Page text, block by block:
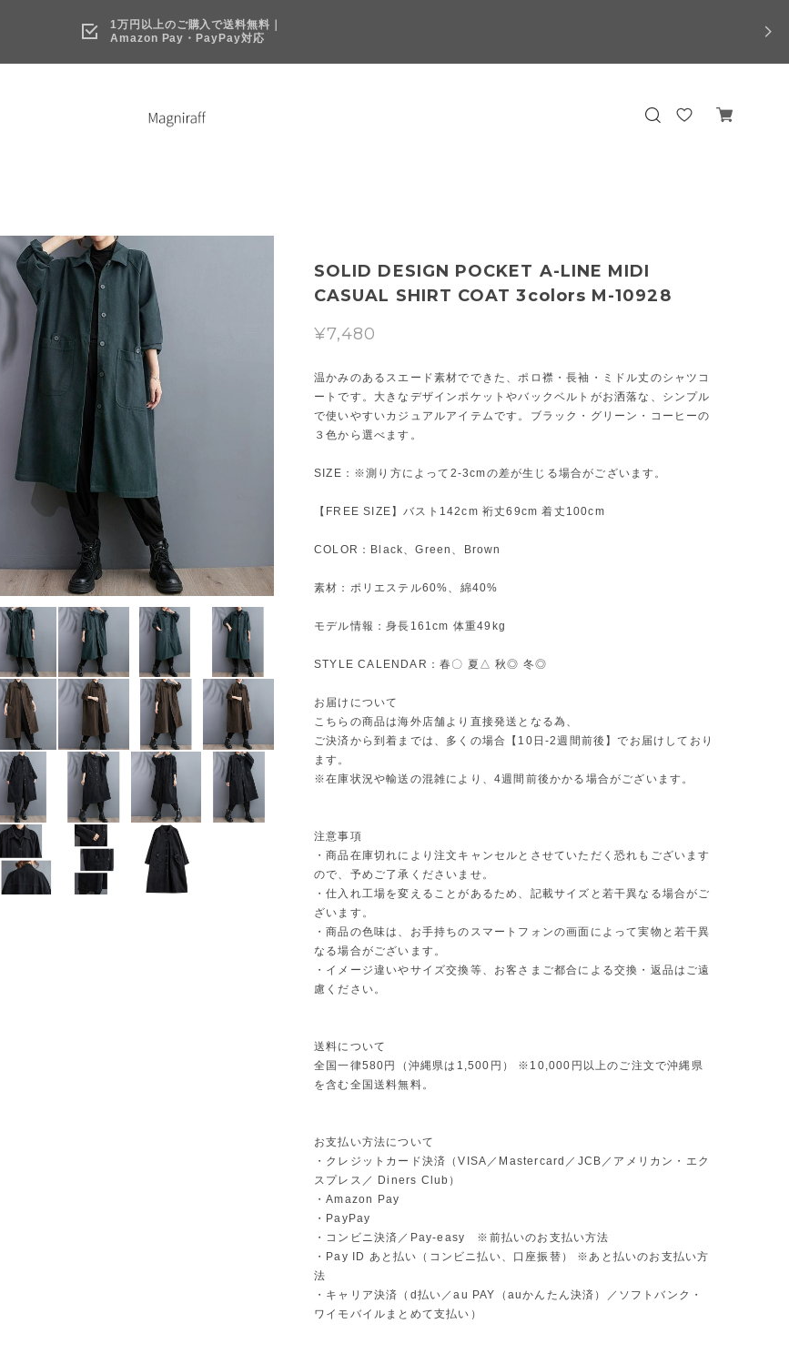
1万円以上のご購入で送料無料｜
Amazon Pay・PayPay対応
SOLID DESIGN POCKET A-LINE MIDI
CASUAL SHIRT COAT 3colors M-10928
¥7,480
温かみのあるスエード素材でできた、ポロ襟・長袖・ミドル丈のシャツコ
ートです。大きなデザインポケットやバックベルトがお洒落な、シンプル
で使いやすいカジュアルアイテムです。ブラック・グリーン・コーヒーの
３色から選べます。
SIZE：※測り方によって2-3cmの差が生じる場合がございます。
【FREE SIZE】バスト142cm 裄丈69cm 着丈100cm
COLOR：Black、Green、Brown
素材：ポリエステル60%、綿40%
モデル情報：身長161cm 体重49kg
STYLE CALENDAR：春〇 夏△ 秋◎ 冬◎
お届けについて
こちらの商品は海外店舗より直接発送となる為、
ご決済から到着までは、多くの場合【10日-2週間前後】でお届けしており
ます。
※在庫状況や輸送の混雑により、4週間前後かかる場合がございます。
注意事項
・商品在庫切れにより注文キャンセルとさせていただく恐れもございます
ので、予めご了承くださいませ。
・仕入れ工場を変えることがあるため、記載サイズと若干異なる場合がご
ざいます。
・商品の色味は、お手持ちのスマートフォンの画面によって実物と若干異
なる場合がございます。
・イメージ違いやサイズ交換等、お客さまご都合による交換・返品はご遠
慮ください。
送料について
全国一律580円（沖縄県は1,500円） ※10,000円以上のご注文で沖縄県
を含む全国送料無料。
お支払い方法について
・クレジットカード決済（VISA／Mastercard／JCB／アメリカン・エク
スプレス／ Diners Club）
・Amazon Pay
・PayPay
・コンビニ決済／Pay-easy ※前払いのお支払い方法
・Pay ID あと払い（コンビニ払い、口座振替） ※あと払いのお支払い方
法
・キャリア決済（d払い／au PAY（auかんたん決済）／ソフトバンク・
ワイモバイルまとめて支払い）